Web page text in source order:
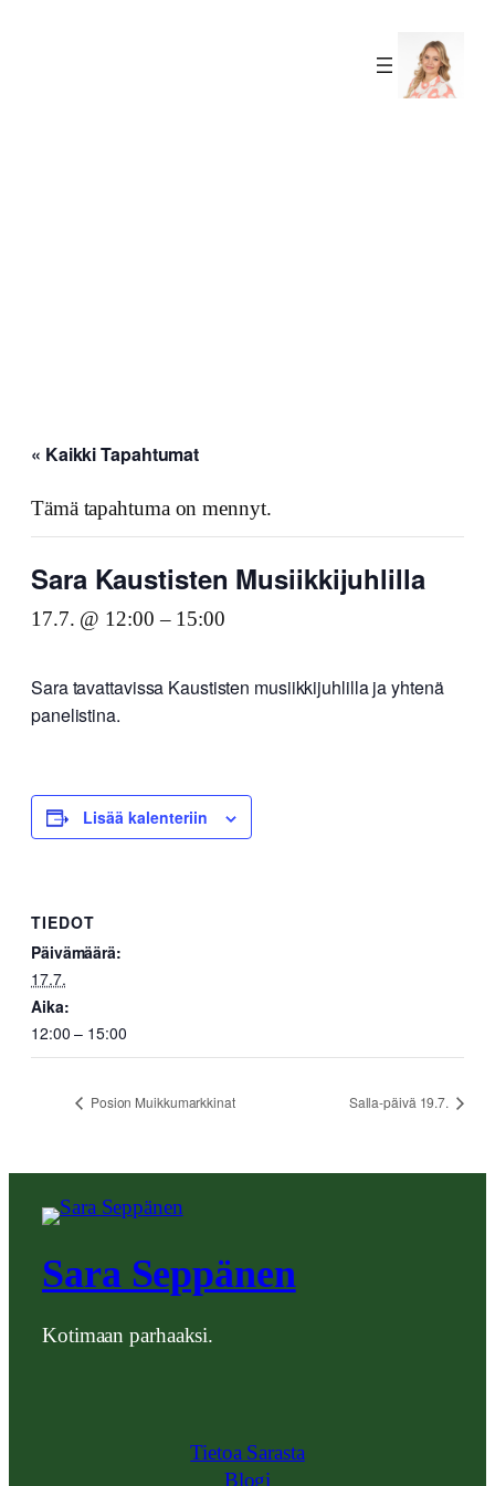
« Kaikki Tapahtumat
Tämä tapahtuma on mennyt.
Sara Kaustisten Musiikkijuhlilla
17.7. @ 12:00 – 15:00
Sara tavattavissa Kaustisten musiikkijuhlilla ja yhtenä
panelistina.
Lisää kalenteriin
TIEDOT
Päivämäärä:
17.7.
Aika:
12:00 – 15:00
Posion Muikkumarkkinat Salla-päivä 19.7.
Sara Seppänen
Kotimaan parhaaksi.
Tietoa Sarasta
Blogi